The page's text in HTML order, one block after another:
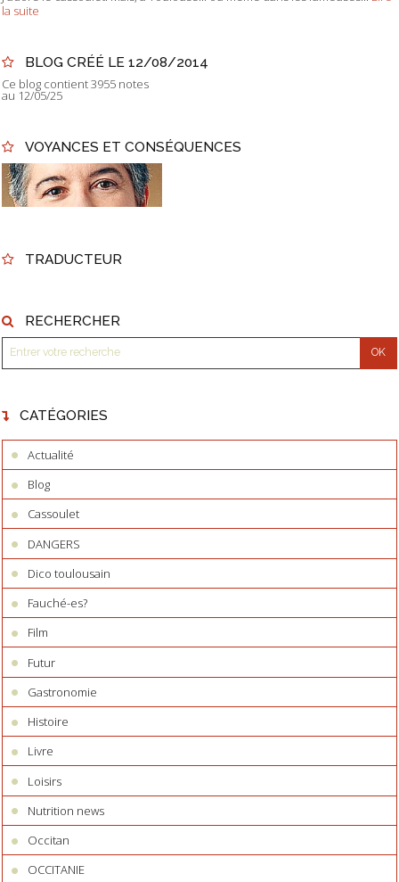
la suite
BLOG CRÉÉ LE 12/08/2014
Ce blog contient 3955 notes
au 12/05/25
VOYANCES ET CONSÉQUENCES
TRADUCTEUR
RECHERCHER
CATÉGORIES
Actualité
Blog
Cassoulet
DANGERS
Dico toulousain
Fauché-es?
Film
Futur
Gastronomie
Histoire
Livre
Loisirs
Nutrition news
Occitan
OCCITANIE